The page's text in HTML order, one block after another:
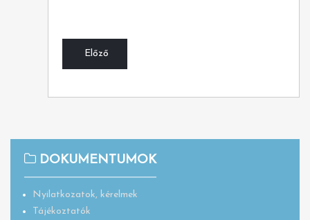
Előző
DOKUMENTUMOK
Nyilatkozatok, kérelmek
Tájékoztatók